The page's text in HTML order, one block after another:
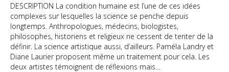
DESCRIPTION La condition humaine est l’une de ces idées
complexes sur lesquelles la science se penche depuis
longtemps. Anthropologues, médecins, biologistes,
philosophes, historiens et religieux ne cessent de tenter de la
définir. La science artistique aussi, d’ailleurs. Paméla Landry et
Diane Laurier proposent même un traitement pour cela. Les
deux artistes témoignent de réflexions mais…